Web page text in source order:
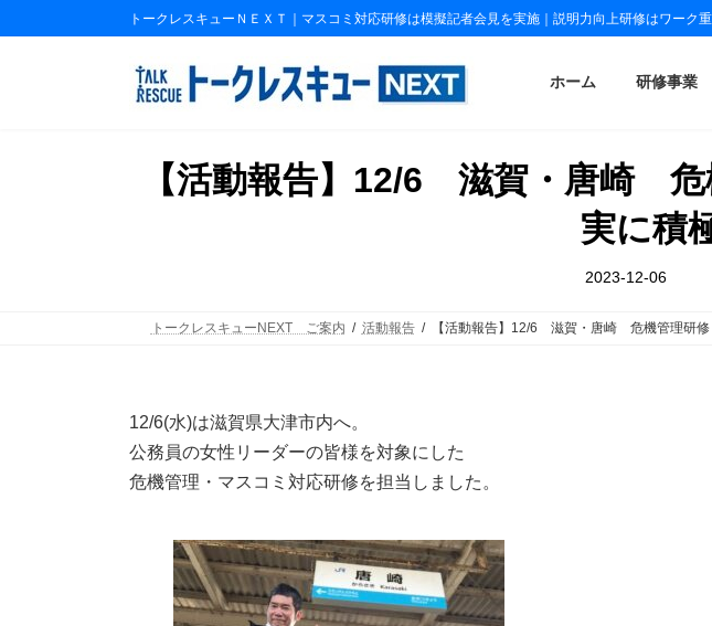
ン
ビ
トークレスキューＮＥＸＴ｜マスコミ対応研修は模擬記者会見を実施｜説明力向上研修はワー
ホーム 研修事業
【活動報告】12/6 滋賀・唐崎 危
実に積
2023-12-06
トークレスキューNEXT ご案内 活動報告 【活動報告】12/6 滋賀・唐崎 危機管理研
12/6(水)は滋賀県大津市内へ。
公務員の女性リーダーの皆様を対象にした
危機管理・マスコミ対応研修を担当しました。